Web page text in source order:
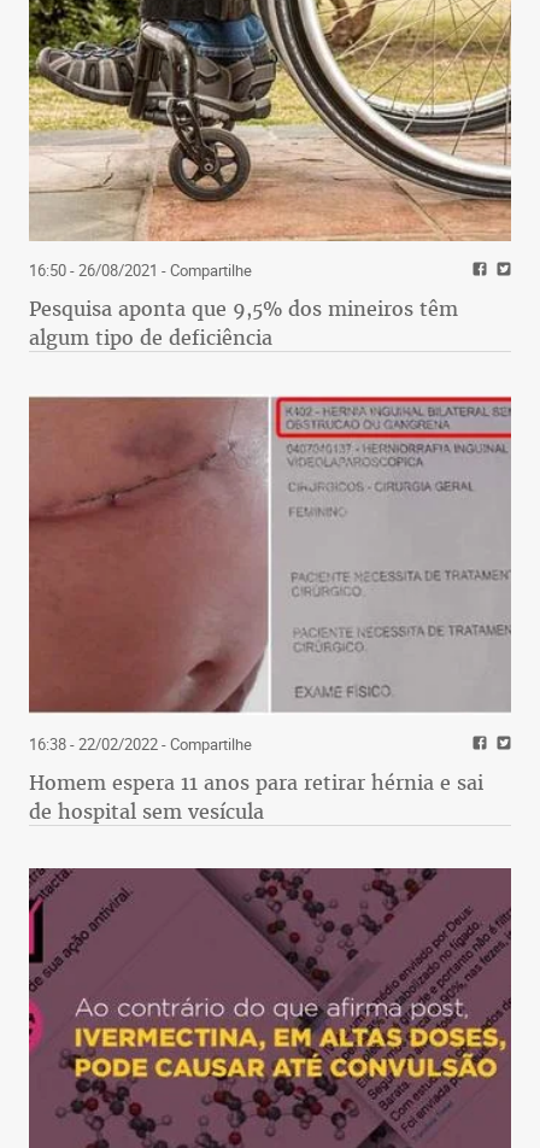
16:50 - 26/08/2021 - Compartilhe
Pesquisa aponta que 9,5% dos mineiros têm
algum tipo de deficiência
16:38 - 22/02/2022- Compartilhe
Homem espera 11 anos para retirar hérnia e sai
de hospital sem vesícula